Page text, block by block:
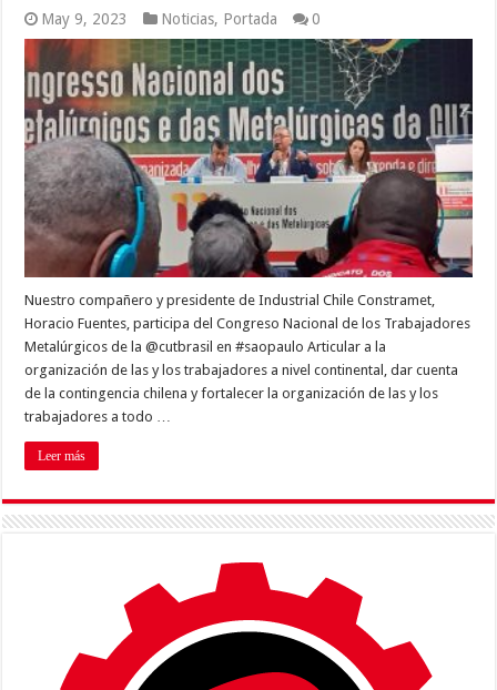
May 9, 2023 Noticias, Portada 0
Nuestro compañero y presidente de Industrial Chile Constramet,
Horacio Fuentes, participa del Congreso Nacional de los Trabajadores
Metalúrgicos de la @cutbrasil en #saopaulo Articular a la
organización de las y los trabajadores a nivel continental, dar cuenta
de la contingencia chilena y fortalecer la organización de las y los
trabajadores a todo …
Leer más